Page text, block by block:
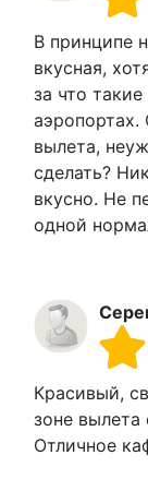
В принципе
вкусная,
за что такие
вылета,
сделать?
вкусно. Не
одной
Красивый,
зоне вылета
Отличное